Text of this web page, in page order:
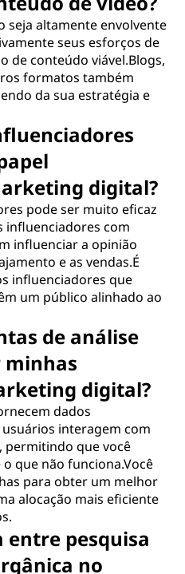
seja altamente envolvente
seus esforços de
de conteúdo viável.Blogs,
formatos também
da sua estratégia e
digital?
pode ser muito eficaz
influenciadores com
influenciar a opinião
e as vendas.É
influenciadores que
um público alinhado ao
de análise
digital?
dados
interagem com
permitindo que você
que não funciona.Você
para obter um melhor
alocação mais eficiente
entre pesquisa
no